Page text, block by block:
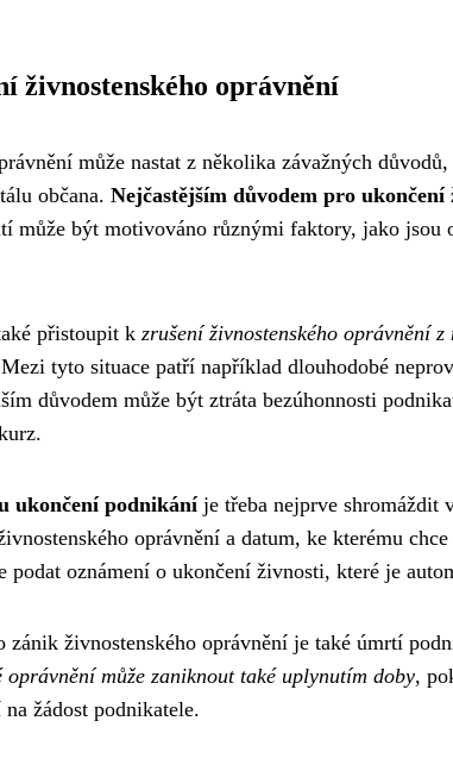
živnostenského oprávnění
může nastat z několika závažných
občana. Nejčastějším důvodem pro
může být motivováno různými faktory, jako jsou
přistoupit k zrušení živnostenského oprávnění
tyto situace patří například dlouhodobé
důvodem může být ztráta bezúhonnosti
ukončení podnikáníje třeba nejprve shromáždit
oprávnění a datum, ke kterému
podat oznámení o ukončení živnosti, které je
zánik živnostenského oprávnění je také úmrtí
oprávnění může zaniknout také uplynutím doby,
žádost podnikatele.